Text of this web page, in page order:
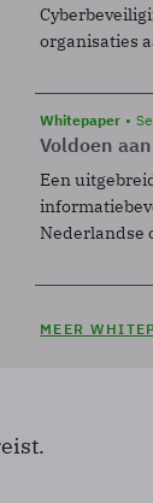
organisaties
Whitepaper
Voldoen
Een
Nederlandse
MEER